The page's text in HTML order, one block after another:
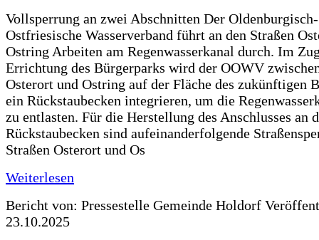
Vollsperrung an zwei Abschnitten Der Oldenburgisch-
Ostfriesische Wasserverband führt an den Straßen
Ostring Arbeiten am Regenwasserkanal durch. Im
Errichtung des Bürgerparks wird der OOWV
Osterort und Ostring auf der Fläche des zukünftigen
ein Rückstaubecken integrieren, um die
zu entlasten. Für die Herstellung des Anschlusses an
Rückstaubecken sind aufeinanderfolgende
Straßen Osterort und Os
Weiterlesen
Bericht von: Pressestelle Gemeinde Holdorf
23.10.2025